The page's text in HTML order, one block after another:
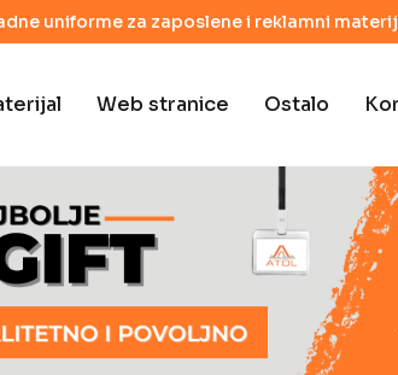
uniforme za zaposlene i reklamni
Web stranice Ostalo